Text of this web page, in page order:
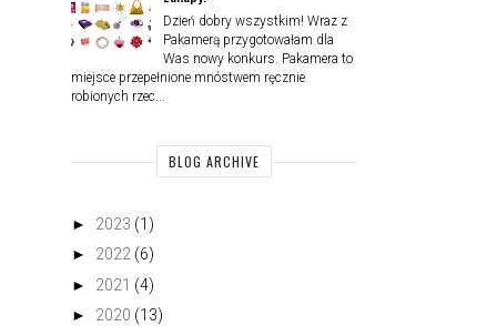
Dzień dobry wszystkim! Wraz z
Pakamerą przygotowałam dla
Was nowy konkurs. Pakamera to
miejsce przepełnione mnóstwem ręcznie
robionych rzec...
BLOG ARCHIVE
► 2023 (1)
► 2022 (6)
► 2021 (4)
► 2020 (13)